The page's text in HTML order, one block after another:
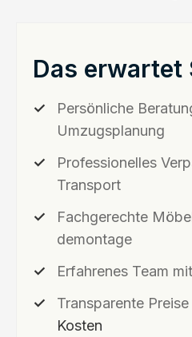
Das erwartet
Persönliche
Umzugsplanung
Professionelles
Transport
Fachgerechte
demontage
Erfahrenes Team
Transparente
Kosten